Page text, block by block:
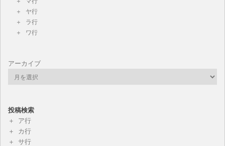
ヤ行
ラ行
ワ行
アーカイブ
投稿検索
ア行
カ行
サ行